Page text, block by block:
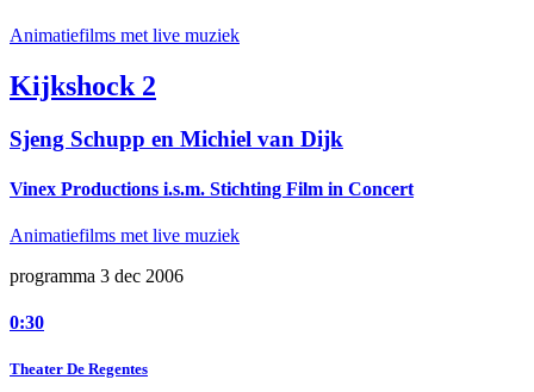
Animatiefilms met live muziek
Kijkshock 2
Sjeng Schupp en Michiel van Dijk
Vinex Productions i.s.m. Stichting Film in Concert
Animatiefilms met live muziek
programma 3 dec 2006
0:30
Theater De Regentes